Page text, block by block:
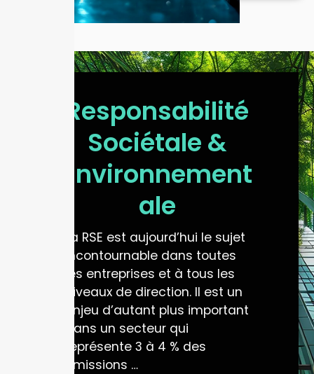
Responsabilité
Sociétale &
Environnement
ale
La RSE est aujourd’hui le sujet
incontournable dans toutes
les entreprises et à tous les
niveaux de direction. Il est un
enjeu d’autant plus important
dans un secteur qui
représente 3 à 4 % des
émissions …